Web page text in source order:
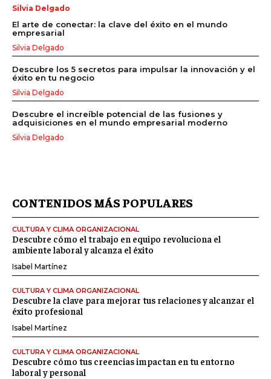
Silvia Delgado
El arte de conectar: la clave del éxito en el mundo
empresarial
Silvia Delgado
Descubre los 5 secretos para impulsar la innovación y el
éxito en tu negocio
Silvia Delgado
Descubre el increíble potencial de las fusiones y
adquisiciones en el mundo empresarial moderno
Silvia Delgado
CONTENIDOS MÁS POPULARES
CULTURA Y CLIMA ORGANIZACIONAL
Descubre cómo el trabajo en equipo revoluciona el
ambiente laboral y alcanza el éxito
Isabel Martínez
CULTURA Y CLIMA ORGANIZACIONAL
Descubre la clave para mejorar tus relaciones y alcanzar el
éxito profesional
Isabel Martínez
CULTURA Y CLIMA ORGANIZACIONAL
Descubre cómo tus creencias impactan en tu entorno
laboral y personal